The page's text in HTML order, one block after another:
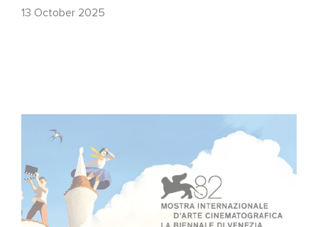
13 October 2025
Venice Film Festival!